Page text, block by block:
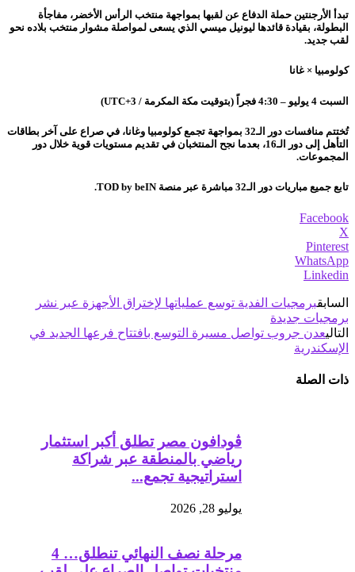
تبدأ الأرجنتين حملة الدفاع عن لقبها بمواجهة منتخب الرأس الأخضر، مفاجأة
البطولة، بقيادة قائدها ليونيل ميسي الذي يسعى لمواصلة مشوار منتخب بلاده نحو
لقب جديد.
كولومبيا × غانا
السبت 4 يوليو – 4:30 فجراً (بتوقيت مكة المكرمة / UTC+3)
تُختتم منافسات دور الـ32 بمواجهة تجمع كولومبيا وغانا، في صراع على آخر بطاقات
التأهل إلى دور الـ16، بعدما نجح المنتخبان في تقديم مستويات قوية خلال دور
المجموعات.
تابع جميع مباريات دور الـ32 مباشرة عبر منصة TOD by beIN.
Facebook
X
Pinterest
WhatsApp
Linkedin
السابقبرمجيات الفدية توسع عملياتها لإختراق الأجهزة عبر نشر
برمجيات جديدة
التاليعدن جروب تواصل مسيرة التوسع بافتتاح فرعها الجديد في
الإسكندرية
ذات الصلة
ڤودافون مصر تطلق أكبر استثمار
رياضي بالمنطقة عبر شراكة
استراتيجية تجمع...
يوليو 28, 2026
مرحلة نصف النهائي تنطلق… 4